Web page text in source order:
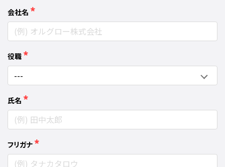
会社名 *
役職 *
氏名 *
フリガナ *